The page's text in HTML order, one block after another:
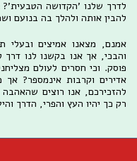
לדרך שלנו 'הקדושה
להבין אותה ולהלך בה בנועם
אמנם, מצאנו אמיצים ובעלי
והבכי, אך אנו בקשנו לנו
פוסק. וכי חסרים לעולם
אדירים וקרבות אינמספר?
להזכירכם, אנו רוצים
רק כך יהיו העץ והפרי, הדרך